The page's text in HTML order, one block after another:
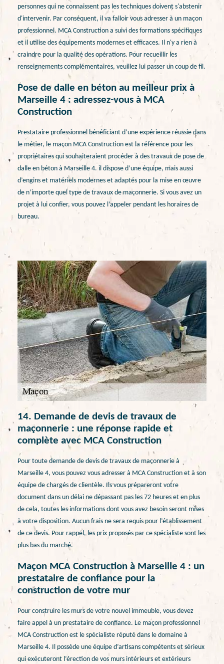
personnes qui ne connaissent pas les techniques doivent s'abstenir
d'intervenir. Par conséquent, il va falloir vous adresser à un maçon
professionnel. MCA Construction a suivi des formations spécifiques
et il utilise des équipements modernes et efficaces. Il n'y a rien à
craindre pour la qualité des opérations. Pour recueillir les
renseignements complémentaires, veuillez lui passer un coup de fil.
Pose de dalle en béton au meilleur prix à
Marseille 4 : adressez-vous à MCA
Construction
Prestataire professionnel bénéficiant d’une expérience réussie dans
le métier, le maçon MCA Construction est la référence pour les
propriétaires qui souhaiteraient procéder à des travaux de pose de
dalle en béton à Marseille 4. il dispose d’une équipe, mais aussi
d’engins et matériels modernes et adaptés pour la mise en œuvre
de n’importe quel type de travaux de maçonnerie. Si vous avez un
projet à lui confier, vous pouvez l’appeler pendant les horaires de
bureau.
14. Demande de devis de travaux de
maçonnerie : une réponse rapide et
complète avec MCA Construction
Pour toute demande de devis de travaux de maçonnerie à
Marseille 4, vous pouvez vous adresser à MCA Construction et à son
équipe de chargés de clientèle. Ils vous prépareront votre
document dans un délai ne dépassant pas les 72 heures et en plus
de cela, toutes les informations dont vous avez besoin seront mises
à votre disposition. Aucun frais ne sera requis pour l’établissement
de ce devis. Pour rappel, les prix proposés par ce spécialiste sont les
plus bas du marché.
Maçon MCA Construction à Marseille 4 : un
prestataire de confiance pour la
construction de votre mur
Pour construire les murs de votre nouvel immeuble, vous devez
faire appel à un prestataire de confiance. Le maçon professionnel
MCA Construction est le spécialiste réputé dans le domaine à
Marseille 4. Il possède une équipe d’artisans compétents et sérieux
qui exécuteront l’érection de vos murs intérieurs et extérieurs